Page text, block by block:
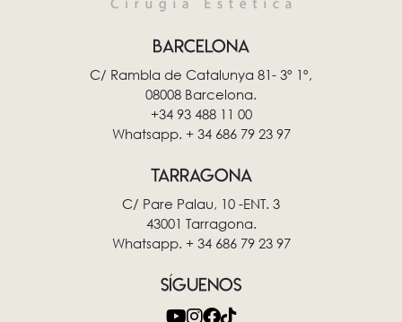
BARCELONA
C/ Rambla de Catalunya 81- 3º 1º,
08008 Barcelona.
+34 93 488 11 00
Whatsapp. + 34 686 79 23 97
TARRAGONA
C/ Pare Palau, 10 -ENT. 3
43001 Tarragona.
Whatsapp. + 34 686 79 23 97
SÍGUENOS